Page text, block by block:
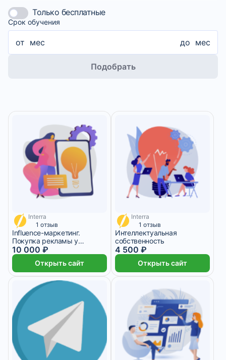
Только бесплатные
Срок обучения
от мес до мес
Подобрать
2 500 ₽/мес
Interra
1 отзыв
Influence-маркетинг.
Покупка рекламы у
блогеров
10 000 ₽
Открыть сайт
1 125 ₽/мес
Interra
1 отзыв
Интеллектуальная
собственность
4 500 ₽
Открыть сайт